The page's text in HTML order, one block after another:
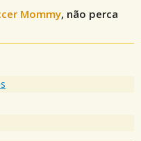
Mommy, não perca